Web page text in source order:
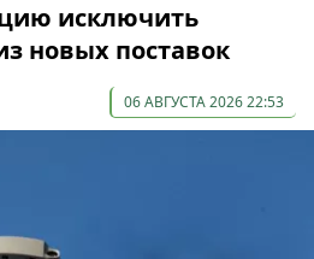
исключить
новых поставок
06 АВГУСТА 2026 22:53